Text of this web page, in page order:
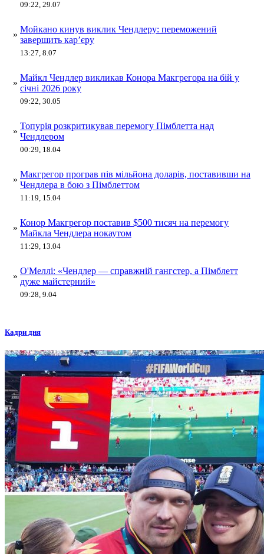
09:22, 29.07
»
Мойкано кинув виклик Чендлеру: переможений
завершить кар’єру
13:27, 8.07
»
Майкл Чендлер викликав Конора Макгрегора на бій у
січні 2026 року
09:22, 30.05
»
Топурія розкритикував перемогу Пімблетта над
Чендлером
00:29, 18.04
»
Макгрегор програв пів мільйона доларів, поставивши на
Чендлера в бою з Пімблеттом
11:19, 15.04
»
Конор Макгрегор поставив $500 тисяч на перемогу
Майкла Чендлера нокаутом
11:29, 13.04
»
О'Меллі: «Чендлер — справжній гангстер, а Пімблетт
дуже майстерний»
09:28, 9.04
Кадри дня